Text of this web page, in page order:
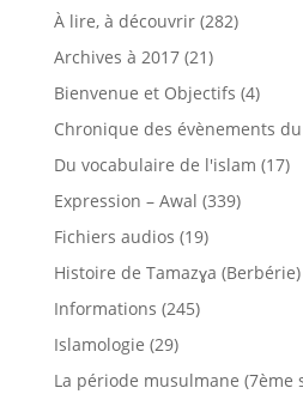
À lire, à découvrir(282)
Archives à 2017(21)
Bienvenue et Objectifs (4)
Chronique des évènements
Du vocabulaire de l'islam (17)
Expression – Awal (339)
Fichiers audios (19)
Histoire de Tamazɣa (Berbérie)
Informations (245)
Islamologie (29)
La période musulmane (7ème